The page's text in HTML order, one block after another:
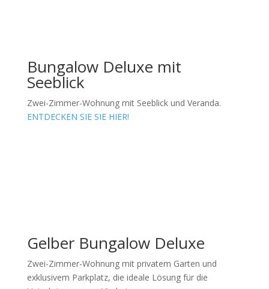
Bungalow Deluxe mit
Seeblick
Zwei-Zimmer-Wohnung mit Seeblick und Veranda.
ENTDECKEN SIE SIE HIER!
Gelber Bungalow Deluxe
Zwei-Zimmer-Wohnung mit privatem Garten und
exklusivem Parkplatz, die ideale Lösung für die